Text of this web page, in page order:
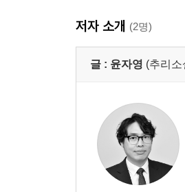
저자 소개 (2명)
글 : 윤자영 (추리